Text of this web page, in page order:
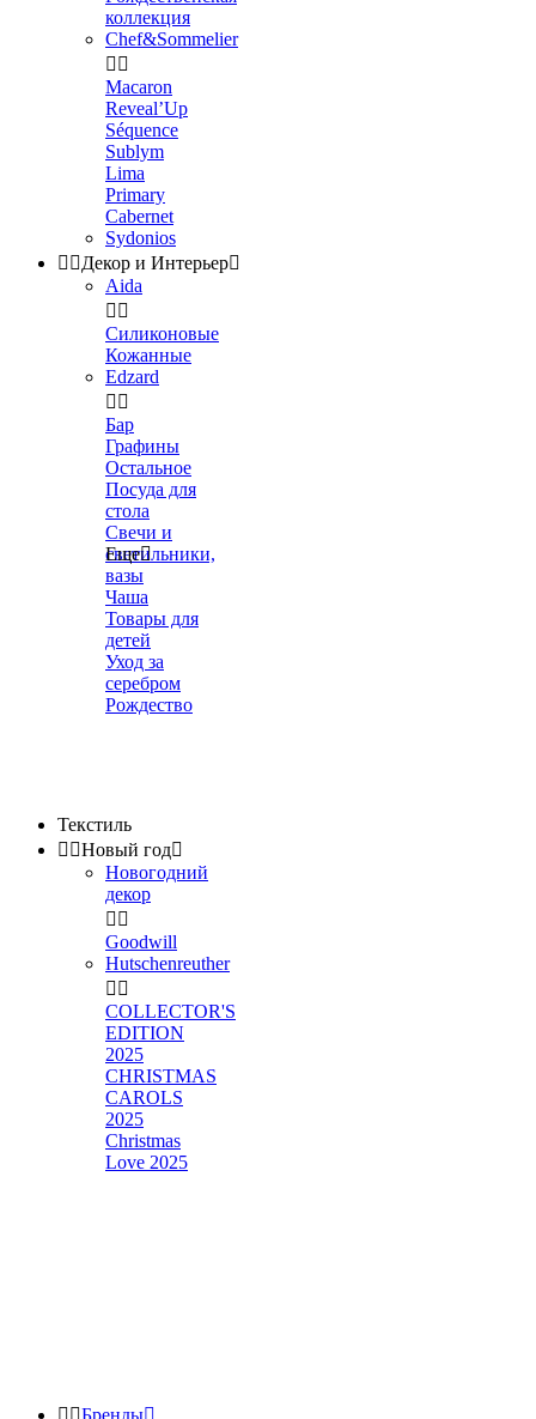
коллекция
Chef&Sommelier
 
Macaron
Reveal’Up
Séquence
Sublym
Lima
Primary
Cabernet
Sydonios
 Декор и Интерьер
Aida
 
Силиконовые
Кожанные
Edzard
 
Бар
Графины
Остальное
Посуда для
стола
Свечи и
светильники,
вазы
Чаша
Товары для
детей
Уход за
серебром
Рождество
Еще
Текстиль
 Новый год
Новогодний
декор
 
Goodwill
Hutschenreuther
 
COLLECTOR'S
EDITION
2025
CHRISTMAS
CAROLS
2025
Christmas
Love 2025
 Бренды